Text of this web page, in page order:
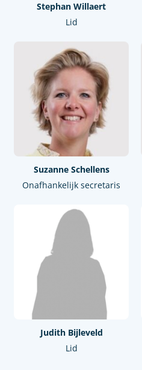
Stephan Willaert
Lid
Suzanne Schellens
Onafhankelijk secretaris
Judith Bijleveld
Lid